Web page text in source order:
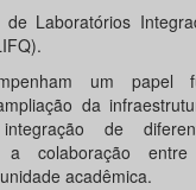
de Laboratórios
um papel
da
de
colaboração entre
acadêmica.